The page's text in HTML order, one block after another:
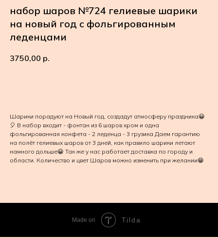
набор шаров №724 гелиевые шарики
на новый год с фольгированным
леденцами
3750,00 р.
Шарики порадуют на Новый год, создадут атмосферу праздника😀
🎈 В набор входит - фонтан из 6 шаров хром и одна
фольгированная конфета - 2 леденца - 3 грузика Даем гарантию
на полёт гелиевых шаров от 3 дней, как правило шарики летают
намного дольше😀 Так же у нас работает доставка по городу и
области. Количество и цвет Шаров можно изменить при желании😁
Made on Tilda